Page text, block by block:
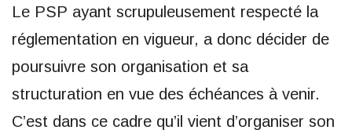
Le PSP ayant scrupuleusement respecté la
réglementation en vigueur, a donc décider de
poursuivre son organisation et sa
structuration en vue des échéances à venir.
C’est dans ce cadre qu’il vient d’organiser son